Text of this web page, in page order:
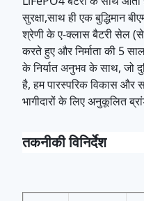
सुरक्षा,साथ ही एक बुद्धिमान
श्रेणी के ए-क्लास बैटरी सेल
करते हुए और निर्माता की 5
के निर्यात अनुभव के साथ, जो
है, हम पारस्परिक विकास और
भागीदारों के लिए अनुकूलित
तकनीकी विनिर्देश